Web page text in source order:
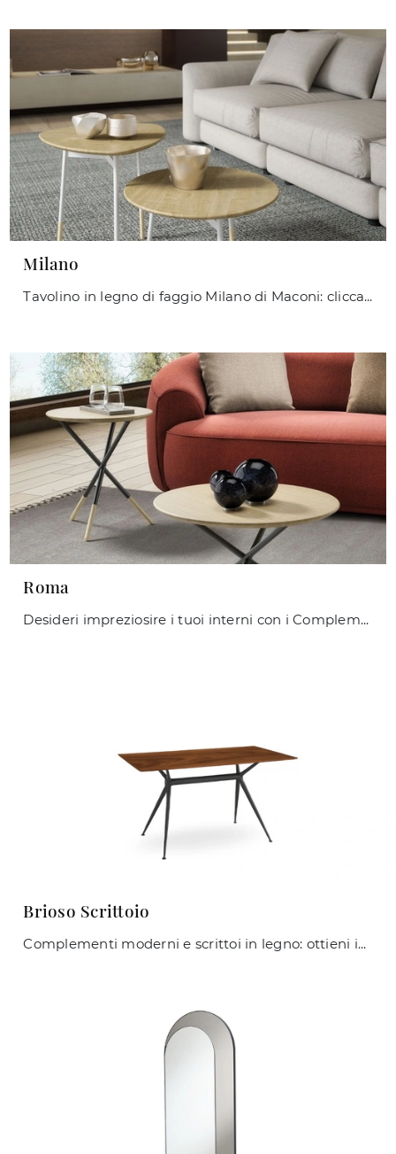
Milano
Tavolino in legno di faggio Milano di Maconi: clicca e ottieni informazioni sui Complementi e tavolini moderni in legno del rinomato marchio!
Roma
Desideri impreziosire i tuoi interni con i Complementi Maconi? Ecco qui differenti modelli di tavolini in legno come Roma.
Brioso Scrittoio
Complementi moderni e scrittoi in legno: ottieni informazioni sul modello Brioso Scrittoio di Midj e potrai valorizzare i tuoi interni.